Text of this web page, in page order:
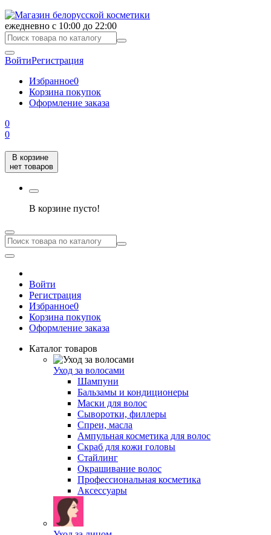
ежедневно с 10:00 до 22:00
ВойтиРегистрация
Избранное0
Корзина покупок
Оформление заказа
0
0
В корзине
нет товаров
В корзине пусто!
Войти
Регистрация
Избранное0
Корзина покупок
Оформление заказа
Каталог товаров
Уход за волосами
Шампуни
Бальзамы и кондиционеры
Маски для волос
Сыворотки, филлеры
Спреи, масла
Ампульная косметика для волос
Скраб для кожи головы
Стайлинг
Окрашивание волос
Профессиональная косметика
Аксессуары